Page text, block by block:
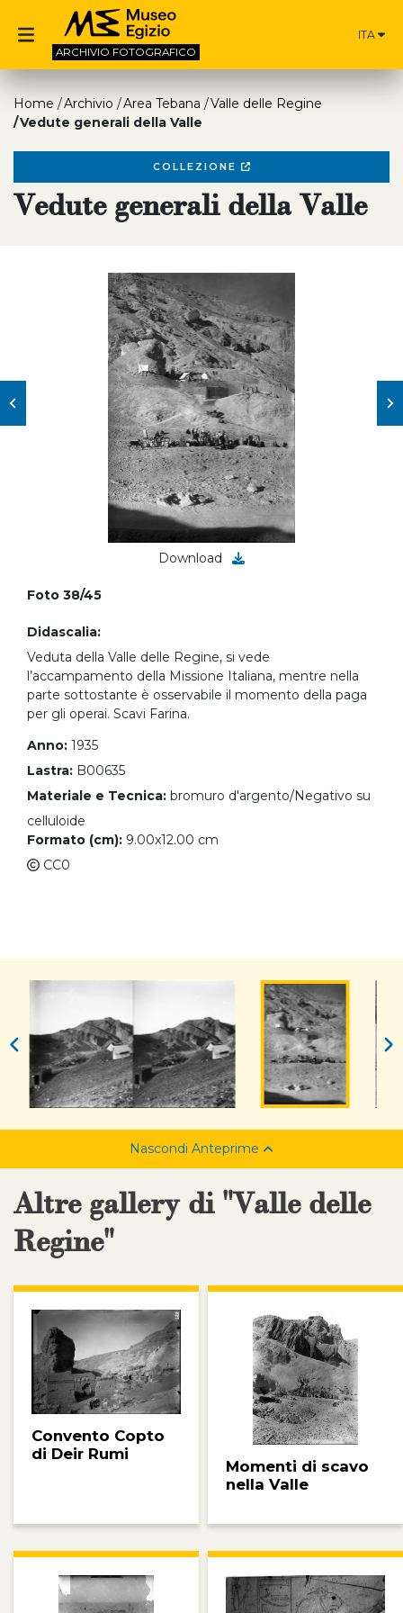
ARCHIVIO FOTOGRAFICO
ITA
Home Archivio Area Tebana
Valle delle Regine
Vedute generali della Valle
COLLEZIONE
Vedute generali della Valle
Download
Foto 38/45
Didascalia:
Veduta della Valle delle Regine, si vede
l’accampamento della Missione Italiana, mentre nella
parte sottostante è osservabile il momento della paga
per gli operai. Scavi Farina.
Anno: 1935
Lastra: B00635
Materiale e Tecnica: bromuro d'argento/Negativo su
celluloide
Formato (cm): 9.00x12.00 cm
CC0
Nascondi Anteprime
Altre gallery di "Valle delle
Regine"
Convento Copto
di Deir Rumi
Momenti di scavo
nella Valle